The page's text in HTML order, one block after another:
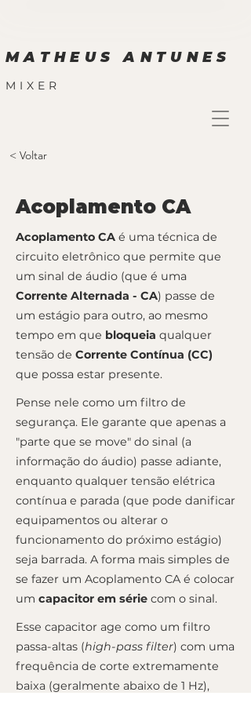
MATHEUS ANTUNES
MIXER
< Voltar
Acoplamento CA
Acoplamento CA é uma técnica de
circuito eletrônico que permite que
um sinal de áudio (que é uma
Corrente Alternada - CA) passe de
um estágio para outro, ao mesmo
tempo em que bloqueia qualquer
tensão de Corrente Contínua (CC)
que possa estar presente.
Pense nele como um filtro de
segurança. Ele garante que apenas a
"parte que se move" do sinal (a
informação do áudio) passe adiante,
enquanto qualquer tensão elétrica
contínua e parada (que pode danificar
equipamentos ou alterar o
funcionamento do próximo estágio)
seja barrada. A forma mais simples de
se fazer um Acoplamento CA é colocar
um capacitor em série com o sinal.
Esse capacitor age como um filtro
passa-altas (high-pass filter) com uma
frequência de corte extremamente
baixa (geralmente abaixo de 1 Hz),